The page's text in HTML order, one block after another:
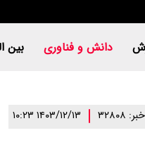
دانش و فناوری بین
۳۲۸۰۸ ۱۴۰۳/۱۲/۱۳ ۱۰:۲۳